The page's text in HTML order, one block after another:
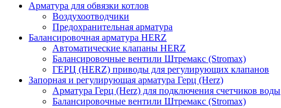
Арматура для обвязки котлов
Воздухоотводчики
Предохранительная арматура
Балансировочная арматура HERZ
Автоматические клапаны HERZ
Балансировочные вентили Штремакс (Stromax)
ГЕРЦ (HERZ) приводы для регулирующих клапанов
Запорная и регулирующая арматура Герц (Herz)
Арматура Герц (Herz) для подключения счетчиков воды
Балансировочные вентили Штремакс (Stromax)